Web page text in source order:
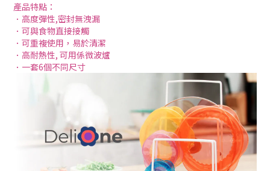
產品特點：
．高度彈性,密封無洩漏
．可與食物直接接觸
．可重複使用，易於清潔
．高耐熱性, 可用係微波爐
．一套6個不同尺寸